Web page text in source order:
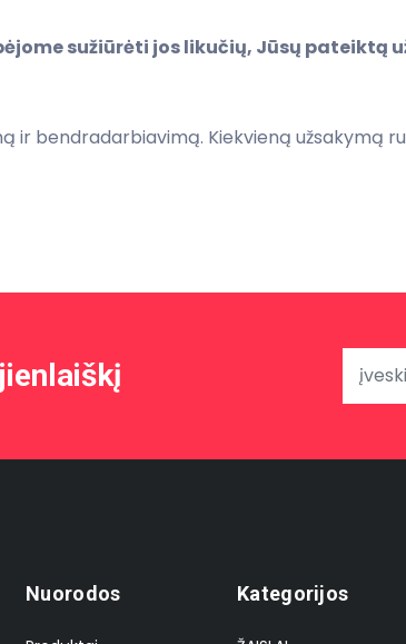
sužiūrėti jos likučių, Jūsų
ir bendradarbiavimą. Kiekvieną užsakymą
Nuorodos Kategorijos